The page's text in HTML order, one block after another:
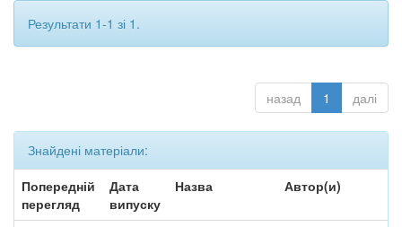
Результати 1-1 зі 1.
назад 1 далі
Знайдені матеріали:
Попередній
перегляд
Дата
випуску
Назва Автор(и)